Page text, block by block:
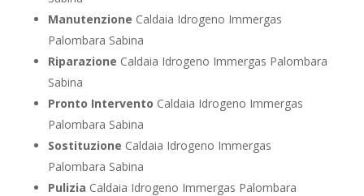
Manutenzione Caldaia Idrogeno Immergas
Palombara Sabina
Riparazione Caldaia Idrogeno Immergas Palombara
Sabina
Pronto Intervento Caldaia Idrogeno Immergas
Palombara Sabina
Sostituzione Caldaia Idrogeno Immergas
Palombara Sabina
Pulizia Caldaia Idrogeno Immergas Palombara